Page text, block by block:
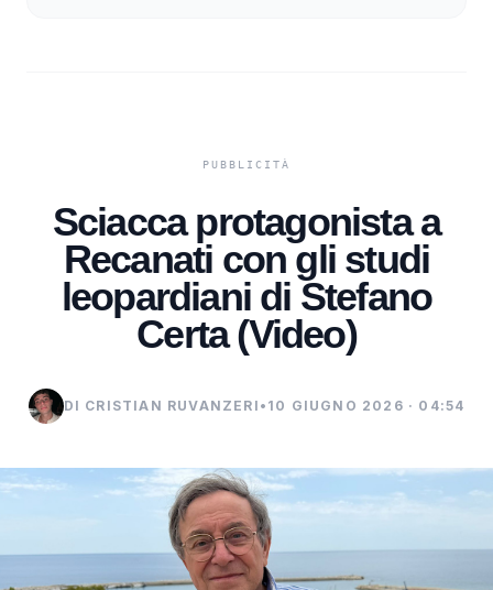
Sciacca protagonista a
Recanati con gli studi
leopardiani di Stefano
Certa (Video)
DI CRISTIAN RUVANZERI • 10 GIUGNO 2026 · 04:54